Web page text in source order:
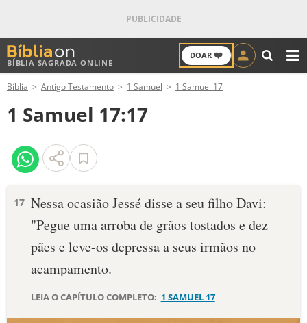
BÍBLIA SAGRADA ONLINE
DOAR ❤️
ANTIGO TESTAMENTO
NOVO TESTAMENTO
VERSÍCULOS
PALAVRA DO DIA
DEVOCIONAL DIÁRIO
Bíblia Antigo Testamento 1 Samuel 1 Samuel 17
1 Samuel 17:17
17 Nessa ocasião Jessé disse a seu filho Davi:
"Pegue uma arroba de grãos tostados e dez
pães e leve-os depressa a seus irmãos no
acampamento.
LEIA O CAPÍTULO COMPLETO: 1 SAMUEL 17